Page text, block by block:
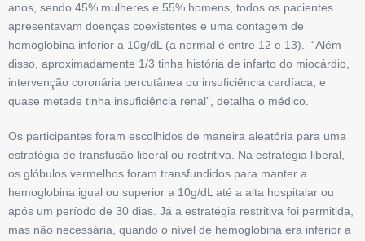
anos, sendo 45% mulheres e 55% homens, todos os pacientes
apresentavam doenças coexistentes e uma contagem de
hemoglobina inferior a 10g/dL (a normal é entre 12 e 13). “Além
disso, aproximadamente 1/3 tinha história de infarto do miocárdio,
intervenção coronária percutânea ou insuficiência cardíaca, e
quase metade tinha insuficiência renal”, detalha o médico.
Os participantes foram escolhidos de maneira aleatória para uma
estratégia de transfusão liberal ou restritiva. Na estratégia liberal,
os glóbulos vermelhos foram transfundidos para manter a
hemoglobina igual ou superior a 10g/dL até a alta hospitalar ou
após um período de 30 dias. Já a estratégia restritiva foi permitida,
mas não necessária, quando o nível de hemoglobina era inferior a